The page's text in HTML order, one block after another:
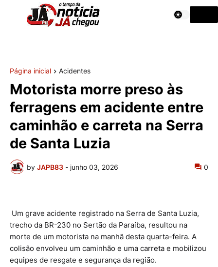
Página inicial Acidentes
Motorista morre preso às
ferragens em acidente entre
caminhão e carreta na Serra
de Santa Luzia
by JAPB83 - junho 03, 2026 0
Um grave acidente registrado na Serra de Santa Luzia,
trecho da BR-230 no Sertão da Paraíba, resultou na
morte de um motorista na manhã desta quarta-feira. A
colisão envolveu um caminhão e uma carreta e mobilizou
equipes de resgate e segurança da região.